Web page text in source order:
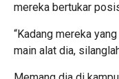
mereka bertukar
“Kadang mereka
main alat dia,